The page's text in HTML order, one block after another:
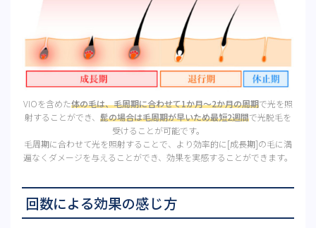
VIOを含めた体の毛は、毛周期に合わせて1か月～2か月の周期で光を照
射することができ、 髭の場合は毛周期が早いため最短2週間で光脱毛を
受けることが可能です。
毛周期に合わせて光を照射することで、より効率的に[成長期]の毛に満
遍なくダメージを与えることができ、効果を実感することができます。
回数による効果の感じ方